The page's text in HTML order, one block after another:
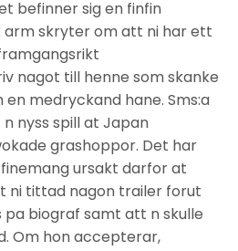
befinner sig en finfin
skryter om att ni har ett
nagot till henne som skanke
medryckand hane. Sms:a
nyss spill at Japan
grashoppor. Det har
ursakt darfor at
ni tittad nagon trailer forut
pa biograf samt att n skulle
Om hon accepterar,